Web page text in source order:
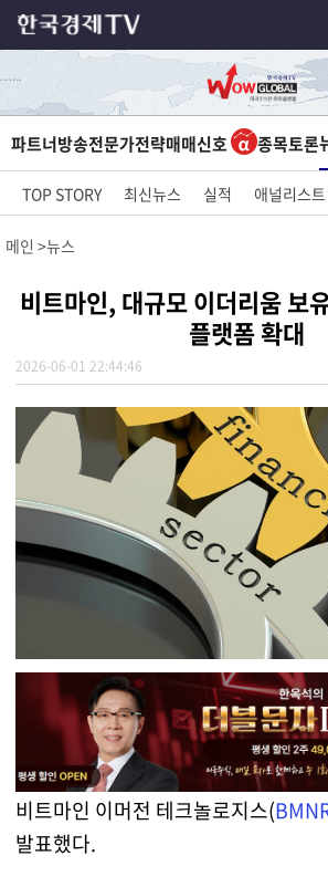
파트너방송전문가전략매매신호 종목토론
TOP STORY 최신뉴스 실적 애널리스
메인 뉴스
비트마인, 대규모 이더리움 보
플랫폼 확대
2026-06-01 22:44:46
비트마인 이머전 테크놀로지스(
발표했다.